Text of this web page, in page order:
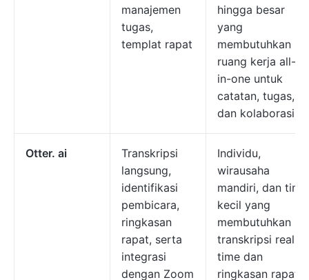
manajemen
tugas,
templat rapat
hingga besar
yang
membutuhkan
ruang kerja all-
in-one untuk
catatan, tugas,
dan kolaborasi
Otter. ai
Transkripsi
langsung,
identifikasi
pembicara,
ringkasan
rapat, serta
integrasi
dengan Zoom
Individu,
wirausaha
mandiri, dan tim
kecil yang
membutuhkan
transkripsi real-
time dan
ringkasan rapat